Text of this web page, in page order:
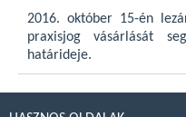
2016. október 15-én
praxisjog vásárlását
határideje.